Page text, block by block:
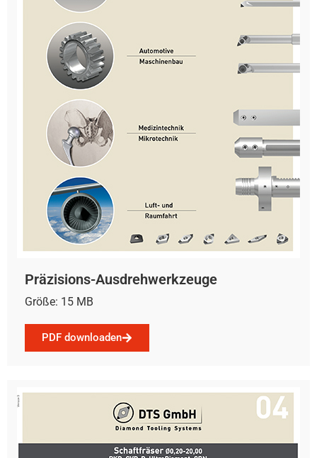
Präzisions-Ausdrehwerkzeuge
Größe: 15 MB
PDF downloaden